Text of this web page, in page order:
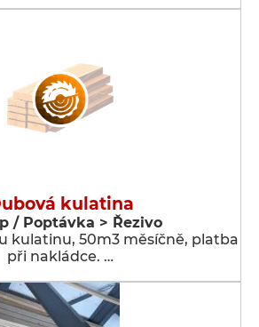
kulatina
/ Poptávka > Řezivo
kulatinu, 50m3 měsíčně, platba
při nakládce. …